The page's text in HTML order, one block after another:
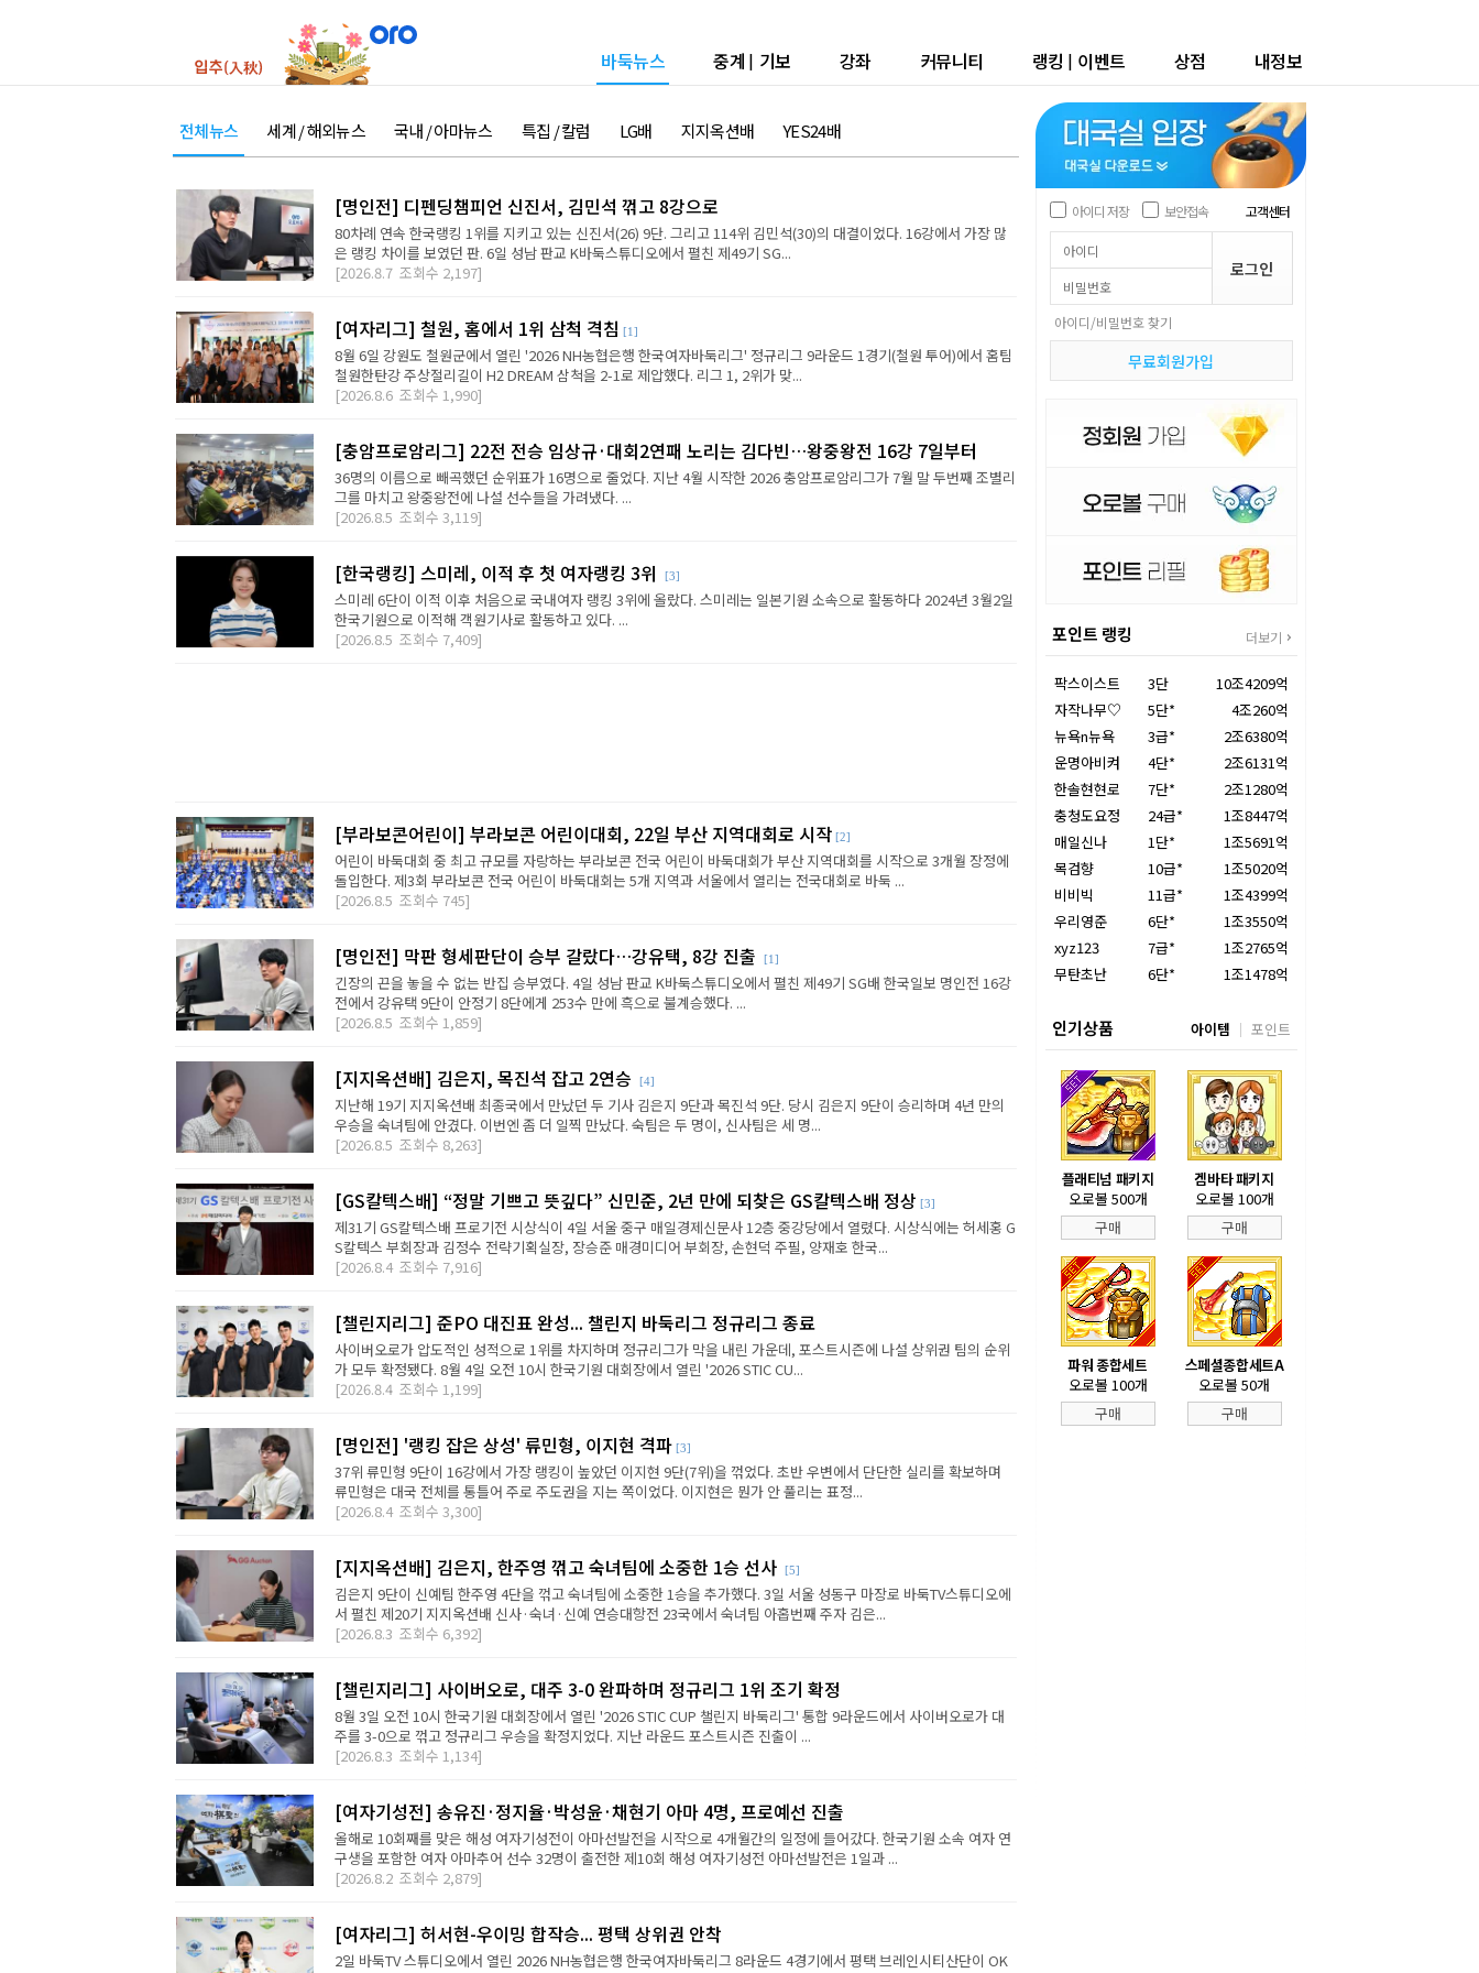
바둑뉴스 중계 | 기보 강좌 커뮤니티 랭킹 | 이벤트 상점 내정보
전체뉴스 세계 / 해외뉴스 국내 / 아마뉴스 특집 / 칼럼 LG배 지지옥션배 YES24배
[명인전] 디펜딩챔피언 신진서, 김민석 꺾고 8강으로
80차례 연속 한국랭킹 1위를 지키고 있는 신진서(26) 9단. 그리고 114위 김민석(30)의 대결이었다. 16강에서 가장 많
은 랭킹 차이를 보였던 판. 6일 성남 판교 K바둑스튜디오에서 펼친 제49기 SG...
[2026.8.7 조회수 2,197]
[여자리그] 철원, 홈에서 1위 삼척 격침 [1]
8월 6일 강원도 철원군에서 열린 '2026 NH농협은행 한국여자바둑리그' 정규리그 9라운드 1경기(철원 투어)에서 홈팀
철원한탄강 주상절리길이 H2 DREAM 삼척을 2-1로 제압했다. 리그 1, 2위가 맞...
[2026.8.6 조회수 1,990]
[충암프로암리그] 22전 전승 임상규·대회2연패 노리는 김다빈…왕중왕전 16강 7일부터
36명의 이름으로 빼곡했던 순위표가 16명으로 줄었다. 지난 4월 시작한 2026 충암프로암리그가 7월 말 두번째 조별리
그를 마치고 왕중왕전에 나설 선수들을 가려냈다. ...
[2026.8.5 조회수 3,119]
[한국랭킹] 스미레, 이적 후 첫 여자랭킹 3위 [3]
스미레 6단이 이적 이후 처음으로 국내여자 랭킹 3위에 올랐다. 스미레는 일본기원 소속으로 활동하다 2024년 3월2일
한국기원으로 이적해 객원기사로 활동하고 있다. ...
[2026.8.5 조회수 7,409]
[부라보콘어린이] 부라보콘 어린이대회, 22일 부산 지역대회로 시작 [2]
어린이 바둑대회 중 최고 규모를 자랑하는 부라보콘 전국 어린이 바둑대회가 부산 지역대회를 시작으로 3개월 장정에
돌입한다. 제3회 부라보콘 전국 어린이 바둑대회는 5개 지역과 서울에서 열리는 전국대회로 바둑 ...
[2026.8.5 조회수 745]
[명인전] 막판 형세판단이 승부 갈랐다…강유택, 8강 진출 [1]
긴장의 끈을 놓을 수 없는 반집 승부였다. 4일 성남 판교 K바둑스튜디오에서 펼친 제49기 SG배 한국일보 명인전 16강
전에서 강유택 9단이 안정기 8단에게 253수 만에 흑으로 불계승했다. ...
[2026.8.5 조회수 1,859]
[지지옥션배] 김은지, 목진석 잡고 2연승 [4]
지난해 19기 지지옥션배 최종국에서 만났던 두 기사 김은지 9단과 목진석 9단. 당시 김은지 9단이 승리하며 4년 만의
우승을 숙녀팀에 안겼다. 이번엔 좀 더 일찍 만났다. 숙팀은 두 명이, 신사팀은 세 명...
[2026.8.5 조회수 8,263]
[GS칼텍스배] “정말 기쁘고 뜻깊다” 신민준, 2년 만에 되찾은 GS칼텍스배 정상 [3]
제31기 GS칼텍스배 프로기전 시상식이 4일 서울 중구 매일경제신문사 12층 중강당에서 열렸다. 시상식에는 허세홍 G
S칼텍스 부회장과 김정수 전략기획실장, 장승준 매경미디어 부회장, 손현덕 주필, 양재호 한국...
[2026.8.4 조회수 7,916]
[챌린지리그] 준PO 대진표 완성... 챌린지 바둑리그 정규리그 종료
사이버오로가 압도적인 성적으로 1위를 차지하며 정규리그가 막을 내린 가운데, 포스트시즌에 나설 상위권 팀의 순위
가 모두 확정됐다. 8월 4일 오전 10시 한국기원 대회장에서 열린 '2026 STIC CU...
[2026.8.4 조회수 1,199]
[명인전] '랭킹 잡은 상성' 류민형, 이지현 격파 [3]
37위 류민형 9단이 16강에서 가장 랭킹이 높았던 이지현 9단(7위)을 꺾었다. 초반 우변에서 단단한 실리를 확보하며
류민형은 대국 전체를 통틀어 주로 주도권을 지는 쪽이었다. 이지현은 뭔가 안 풀리는 표정...
[2026.8.4 조회수 3,300]
[지지옥션배] 김은지, 한주영 꺾고 숙녀팀에 소중한 1승 선사 [5]
김은지 9단이 신예팀 한주영 4단을 꺾고 숙녀팀에 소중한 1승을 추가했다. 3일 서울 성동구 마장로 바둑TV스튜디오에
서 펼친 제20기 지지옥션배 신사·숙녀·신예 연승대항전 23국에서 숙녀팀 아홉번째 주자 김은...
[2026.8.3 조회수 6,392]
[챌린지리그] 사이버오로, 대주 3-0 완파하며 정규리그 1위 조기 확정
8월 3일 오전 10시 한국기원 대회장에서 열린 '2026 STIC CUP 챌린지 바둑리그' 통합 9라운드에서 사이버오로가 대
주를 3-0으로 꺾고 정규리그 우승을 확정지었다. 지난 라운드 포스트시즌 진출이 ...
[2026.8.3 조회수 1,134]
[여자기성전] 송유진·정지율·박성윤·채현기 아마 4명, 프로예선 진출
올해로 10회째를 맞은 해성 여자기성전이 아마선발전을 시작으로 4개월간의 일정에 들어갔다. 한국기원 소속 여자 연
구생을 포함한 여자 아마추어 선수 32명이 출전한 제10회 해성 여자기성전 아마선발전은 1일과 ...
[2026.8.2 조회수 2,879]
[여자리그] 허서현-우이밍 합작승... 평택 상위권 안착
2일 바둑TV 스튜디오에서 열린 2026 NH농협은행 한국여자바둑리그 8라운드 4경기에서 평택 브레인시티산단이 OK
아이디 저장 보안접속 고객센터
아이디/비밀번호 찾기
무료회원가입
포인트 랭킹 더보기
팍스이스트 3단
10조4209억
자작나무♡
5단*
4조260억
뉴욕n뉴욕
3급*
2조6380억
운명아비켜
4단*
2조6131억
한솔현현로
7단*
2조1280억
충청도요정
24급*
1조8447억
매일신나
1단*
1조5691억
목검향
10급*
1조5020억
비비빅
11급*
1조4399억
우리영준
6단*
1조3550억
xyz123
7급*
1조2765억
무탄초난
6단* 1조1478억
인기상품 아이템 포인트
플래티넘 패키지
오로볼 500개
구매
겜바타 패키지
오로볼 100개
구매
파워 종합세트
오로볼 100개
구매
스페셜종합세트A
오로볼 50개
구매